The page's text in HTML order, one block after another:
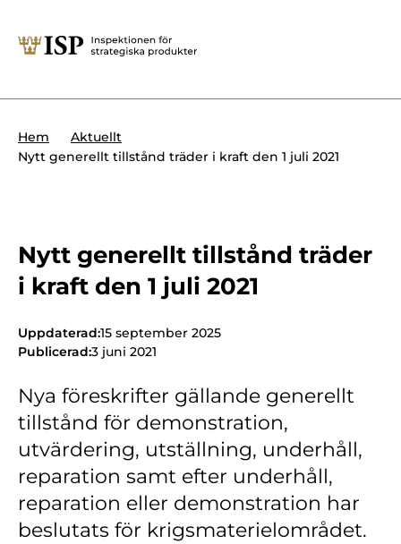
Söktips:
Presskontakt
Krigsmateriel
Produkter med dubbla
Internationella sanktioner
Kemvapen-konventionen
Kontakt
Lediga jobb
Kundwebben
In English
Hem
Aktuellt
Nytt generellt tillstånd träder i kraft den 1 juli 2021
Nytt generellt tillstånd träder
i kraft den 1 juli 2021
Uppdaterad:15 september 2025
Publicerad:3 juni 2021
Nya föreskrifter gällande generellt
tillstånd för demonstration,
utvärdering, utställning, underhåll,
reparation samt efter underhåll,
reparation eller demonstration har
beslutats för krigsmaterielområdet.